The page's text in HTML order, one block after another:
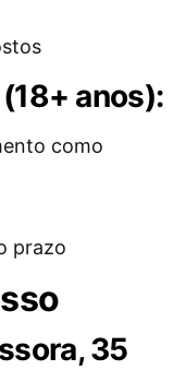
anos):
como
prazo
35